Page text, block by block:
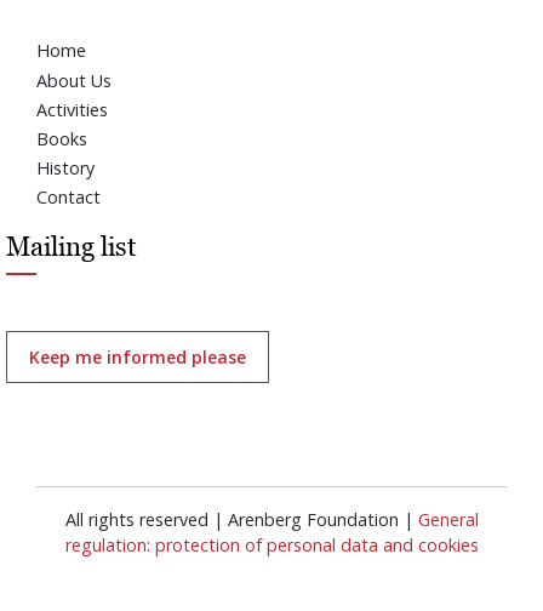
Home
About Us
Activities
Books
History
Contact
Mailing list
Keep me informed please
All rights reserved | Arenberg Foundation | General
regulation: protection of personal data and cookies